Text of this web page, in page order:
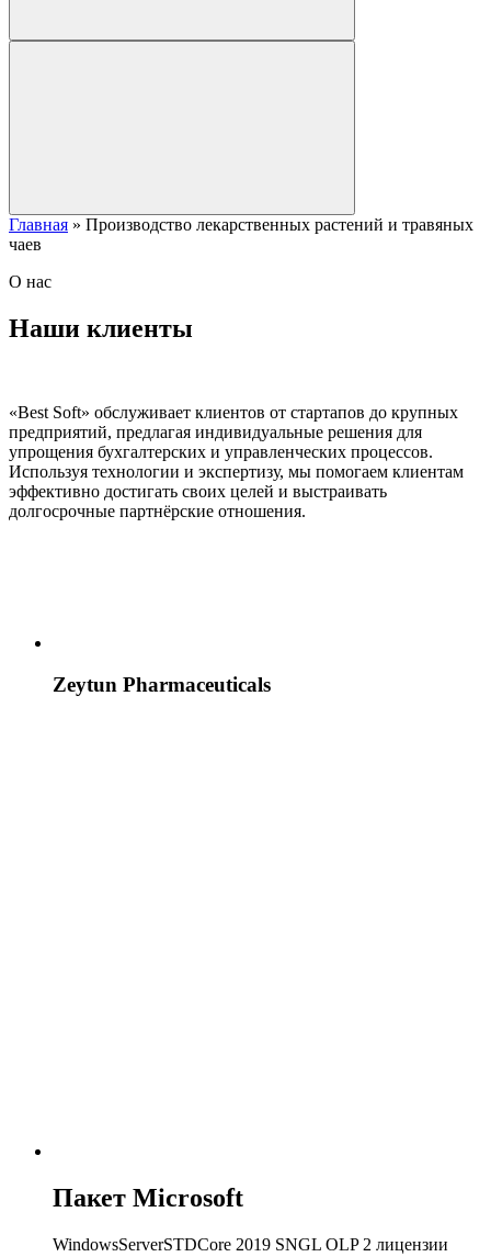
Главная » Производство лекарственных растений и травяных
чаев
О нас
Наши клиенты
«Best Soft» обслуживает клиентов от стартапов до крупных
предприятий, предлагая индивидуальные решения для
упрощения бухгалтерских и управленческих процессов.
Используя технологии и экспертизу, мы помогаем клиентам
эффективно достигать своих целей и выстраивать
долгосрочные партнёрские отношения.
Zeytun Pharmaceuticals
Пакет Microsoft
WindowsServerSTDCore 2019 SNGL OLP 2 лицензии